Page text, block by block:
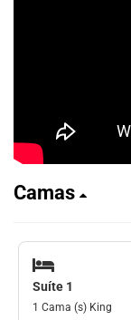
Camas
Suíte 1
1 Cama (s) King